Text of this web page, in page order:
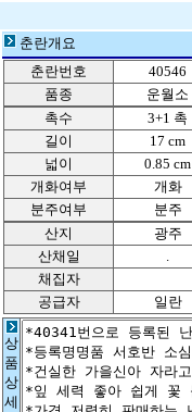
춘란개요
춘란번호
40546
품종
운월소
촉수
3+1 촉
길이
17 cm
넓이
0.85 cm
개화여부
개화
분주여부
분주
산지
광주
산채일
.
채집자
공급자
일란
상
품
상
세